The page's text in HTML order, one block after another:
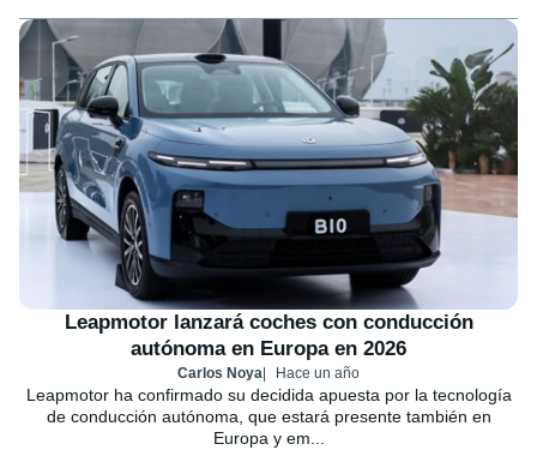
Leapmotor lanzará coches con conducción
autónoma en Europa en 2026
Carlos Noya Hace un año
Leapmotor ha confirmado su decidida apuesta por la tecnología
de conducción autónoma, que estará presente también en
Europa y em...